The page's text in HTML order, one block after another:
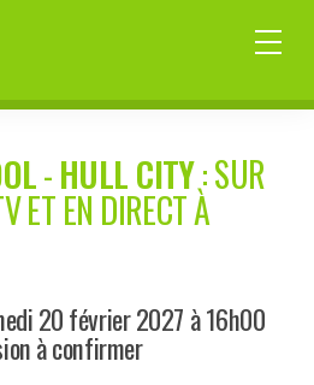
-HULL CITY: SUR
ET EN DIRECT À
20 février 2027 à 16h00
à confirmer